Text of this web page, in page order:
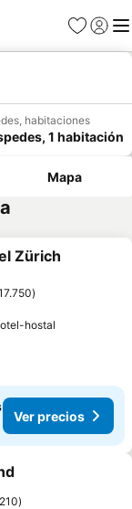
Favoritos
Iniciar
habitaciones
1 habitación
Mapa
Zürich
hostal
Ver precios